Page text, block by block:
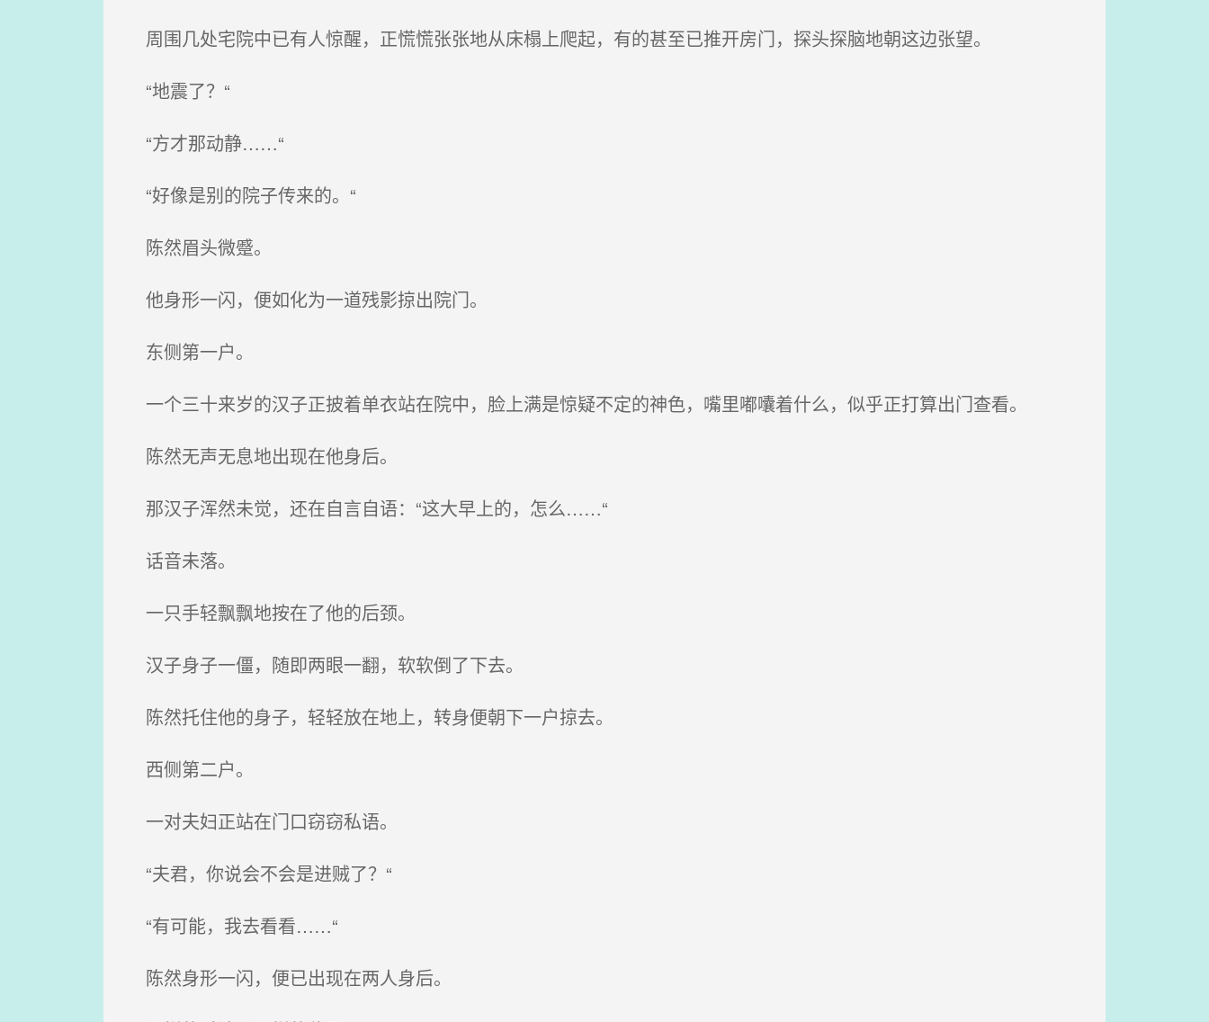
周围几处宅院中已有人惊醒，正慌慌张张地从床榻上爬起，有的甚至已推开房门，探头探脑地朝这边张望。
“地震了？“
“方才那动静……“
“好像是别的院子传来的。“
陈然眉头微蹙。
他身形一闪，便如化为一道残影掠出院门。
东侧第一户。
一个三十来岁的汉子正披着单衣站在院中，脸上满是惊疑不定的神色，嘴里嘟囔着什么，似乎正打算出门查看。
陈然无声无息地出现在他身后。
那汉子浑然未觉，还在自言自语：“这大早上的，怎么……“
话音未落。
一只手轻飘飘地按在了他的后颈。
汉子身子一僵，随即两眼一翻，软软倒了下去。
陈然托住他的身子，轻轻放在地上，转身便朝下一户掠去。
西侧第二户。
一对夫妇正站在门口窃窃私语。
“夫君，你说会不会是进贼了？“
“有可能，我去看看……“
陈然身形一闪，便已出现在两人身后。